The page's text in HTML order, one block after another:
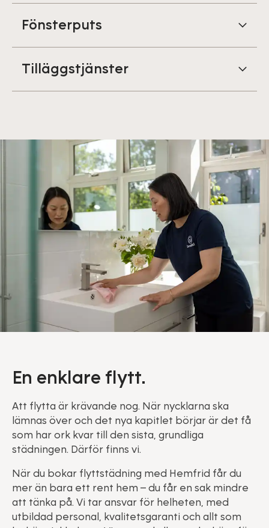
Fönsterputs
Tilläggstjänster
En enklare flytt.
Att flytta är krävande nog. När nycklarna ska
lämnas över och det nya kapitlet börjar är det få
som har ork kvar till den sista, grundliga
städningen. Därför finns vi.
När du bokar flyttstädning med Hemfrid får du
mer än bara ett rent hem – du får en sak mindre
att tänka på. Vi tar ansvar för helheten, med
utbildad personal, kvalitetsgaranti och allt som